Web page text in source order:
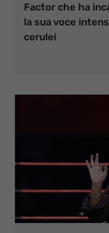
Factor che ha
la sua voce
cerulei